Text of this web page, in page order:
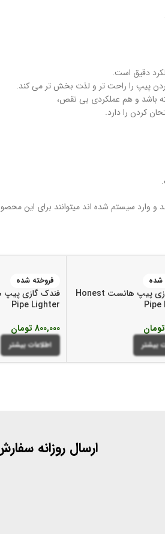
دقیق است.
پیپ را راحت‌ تر و لذت‌ بخش‌ تر می‌ کند.
باشد و هم عملکردی بی‌ نقص،
وارد سیستم شده اند میتوانند برای این
شده
فندک گازی پیپ هانست Honest
Pipe
تومان
بیشتر
فروخته شده
Pipe Lighter
800,000 تومان
اطلاعات بیشتر
ارسال روزانه